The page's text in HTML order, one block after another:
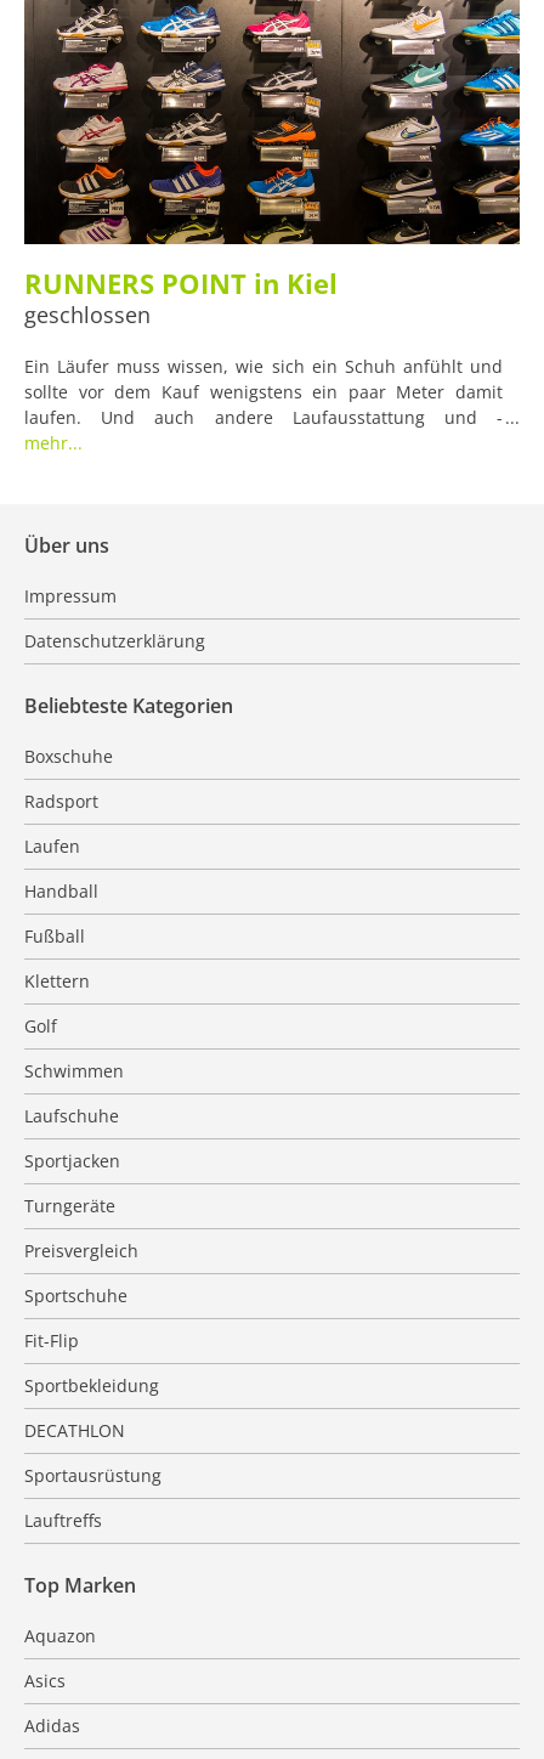
RUNNERS POINT in Kiel
geschlossen
Ein Läufer muss wissen, wie sich ein Schuh anfühlt und
sollte vor dem Kauf wenigstens ein paar Meter damit
laufen. Und auch andere Laufausstattung und -
Bekleidung möchten wir vor dem Kauf manchmal einfach
mehr...
Über uns
Impressum
Datenschutzerklärung
Beliebteste Kategorien
Boxschuhe
Radsport
Laufen
Handball
Fußball
Klettern
Golf
Schwimmen
Laufschuhe
Sportjacken
Turngeräte
Preisvergleich
Sportschuhe
Fit-Flip
Sportbekleidung
DECATHLON
Sportausrüstung
Lauftreffs
Top Marken
Aquazon
Asics
Adidas